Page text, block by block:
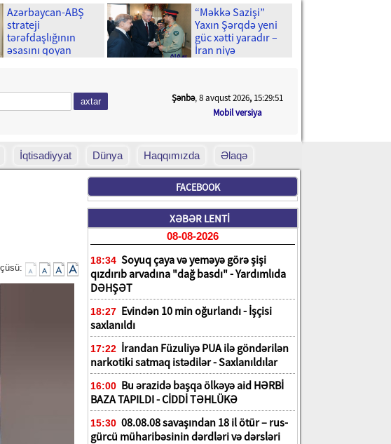
Azərbaycan-ABŞ
strateji
tərəfdaşlığının
əsasını qoyan
“Məkkə Sazişi”
Yaxın Şərqdə yeni
güc xətti yaradır –
İran niyə
Mobil versiya
Şənbə, 8 avqust 2026, 15:29:52
İqtisadiyyat Dünya Haqqımızda Əlaqə
FACEBOOK
XƏBƏR LENTİ
08-08-2026
18:34 Soyuq çaya və yeməyə görə şişi
qızdırıb arvadına "dağ basdı" - Yardımlıda
DƏHŞƏT
18:27 Evindən 10 min oğurlandı - İşçisi
saxlanıldı
17:22 İrandan Füzuliyə PUA ilə göndərilən
narkotiki satmaq istədilər - Saxlanıldılar
16:00 Bu ərazidə başqa ölkəyə aid HƏRBİ
BAZA TAPILDI - CİDDİ TƏHLÜKƏ
15:30 08.08.08 savaşından 18 il ötür – rus-
gürcü müharibəsinin dərdləri və dərsləri